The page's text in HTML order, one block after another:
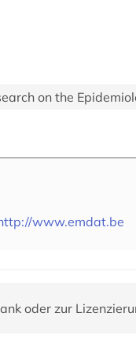
on the
www.emdat.be
oder zur